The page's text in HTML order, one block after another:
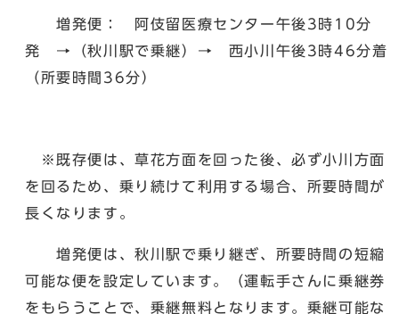
増発便： 阿伎留医療センター午後3時10分
発 →（秋川駅で乗継）→ 西小川午後3時46分着
（所要時間36分）
※既存便は、草花方面を回った後、必ず小川方面
を回るため、乗り続けて利用する場合、所要時間が
長くなります。
増発便は、秋川駅で乗り継ぎ、所要時間の短縮
可能な便を設定しています。（運転手さんに乗継券
をもらうことで、乗継無料となります。乗継可能な